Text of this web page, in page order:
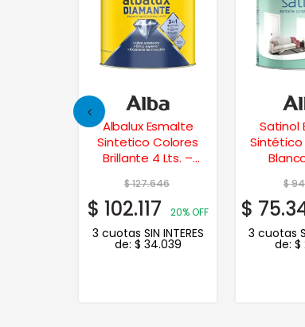
Albalux Esmalte
Sintetico Colores
Brillante 4 Lts. –
$127.646
$ 102.117 20% OFF
3 cuotas SIN INTERES
de: $ 34.039
Satinol
$
$
3 cuotas
de:$